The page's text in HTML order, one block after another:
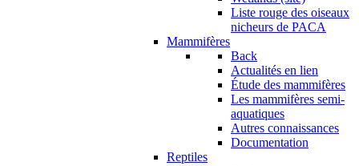
Liste rouge des oiseaux
nicheurs de PACA
Mammifères
Back
Actualités en lien
Étude des mammifères
Les mammifères semi-
aquatiques
Autres connaissances
Documentation
Reptiles